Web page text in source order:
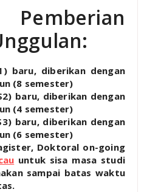
baru, diberikan dengan
(8 semester)
baru, diberikan dengan
(4 semester)
baru, diberikan dengan
(6 semester)
Doktoral on-going
untuk sisa masa studi
sampai batas waktu